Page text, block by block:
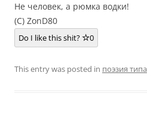
Не человек, а рюмка водки!
(C) ZonD80
Do I like this shit? 0
This entry was posted in поэзия типа